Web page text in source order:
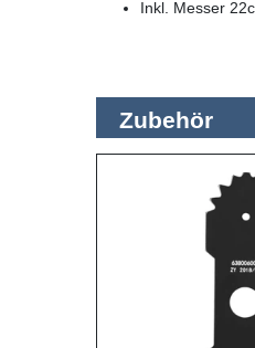
Inkl. Messer
Zubehör